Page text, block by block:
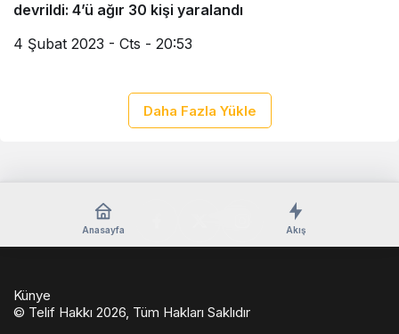
devrildi: 4’ü ağır 30 kişi yaralandı
4 Şubat 2023 - Cts - 20:53
Daha Fazla Yükle
Anasayfa Akış
Künye
© Telif Hakkı 2026, Tüm Hakları Saklıdır